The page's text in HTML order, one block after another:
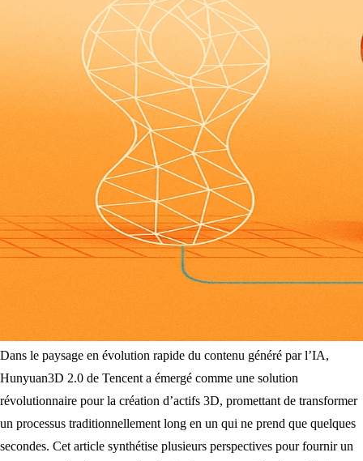
Dans le paysage en évolution rapide du contenu généré par l’IA,
Hunyuan3D 2.0 de Tencent a émergé comme une solution
révolutionnaire pour la création d’actifs 3D, promettant de transformer
un processus traditionnellement long en un qui ne prend que quelques
secondes. Cet article synthétise plusieurs perspectives pour fournir un